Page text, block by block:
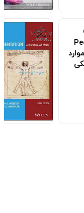
2nd Edition2020 موارد